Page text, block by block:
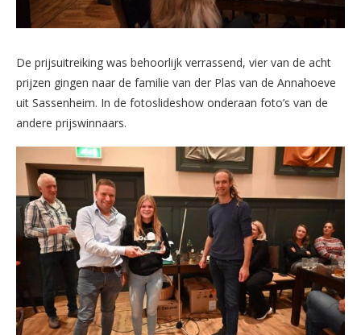
De prijsuitreiking was behoorlijk verrassend, vier van de acht
prijzen gingen naar de familie van der Plas van de Annahoeve
uit Sassenheim. In de fotoslideshow onderaan foto’s van de
andere prijswinnaars.